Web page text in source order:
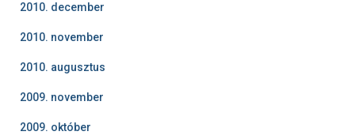
2010. december
2010. november
2010. augusztus
2009. november
2009. október